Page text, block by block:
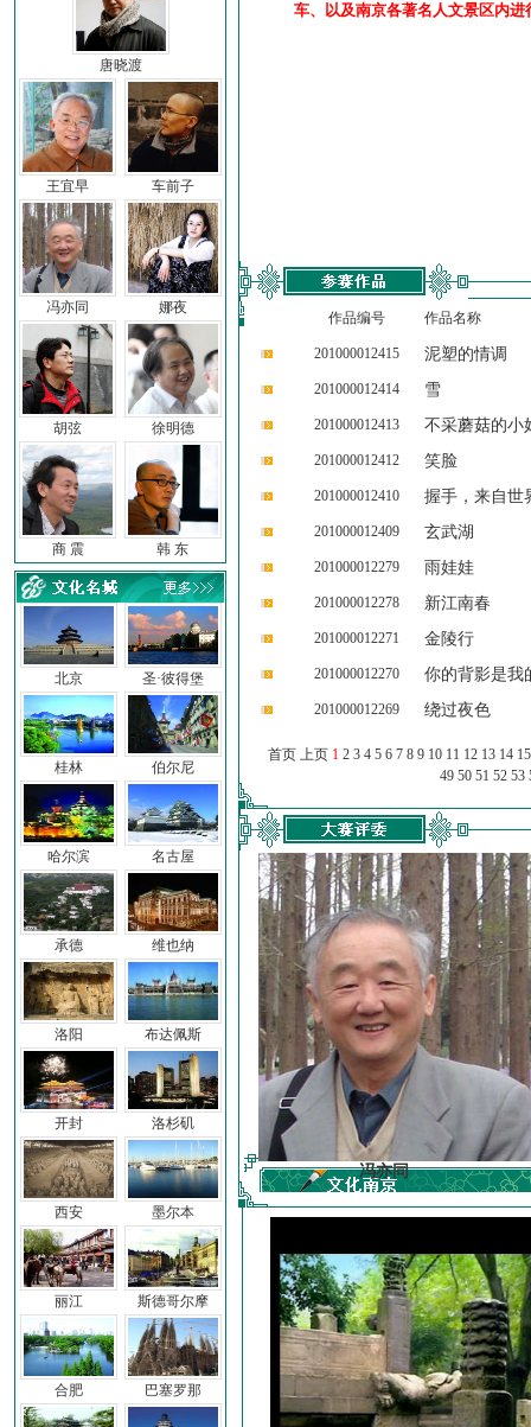
唐晓渡
王宜早 车前子
冯亦同 娜夜
胡弦 徐明德
商 震 韩 东
北京
桂林
哈尔滨
承德
洛阳
开封
西安
丽江
合肥
圣·彼得堡
伯尔尼
名古屋
维也纳
布达佩斯
洛杉矶
墨尔本
斯德哥尔摩
巴塞罗那
车、以及南京各著名人文景区内进
作品编号 作品名称
201000012415 泥塑的情调
201000012414 雪
201000012413 不采蘑菇的小
201000012412 笑脸
201000012410 握手，来自世
201000012409 玄武湖
201000012279 雨娃娃
201000012278 新江南春
201000012271 金陵行
201000012270 你的背影是我
201000012269 绕过夜色
首页 上页 1 2 3 4 5 6 7 8 9 10 11 12 13 14 15
49 50 51 52 53
前子 冯亦同